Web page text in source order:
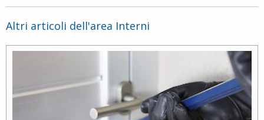
Altri articoli dell'area Interni